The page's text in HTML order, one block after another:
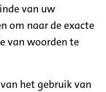
van uw
om naar de exacte
van woorden te
het gebruik van